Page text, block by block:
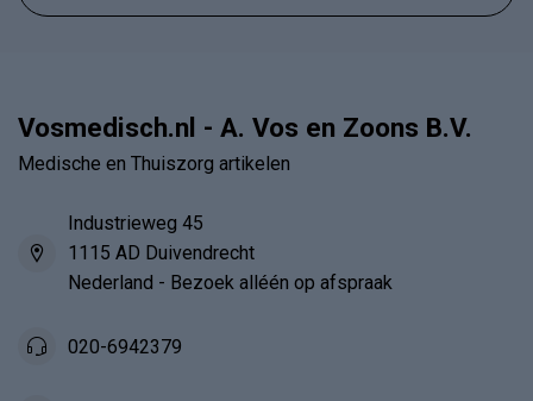
Vosmedisch.nl - A. Vos en Zoons B.V.
Medische en Thuiszorg artikelen
Industrieweg 45
1115 AD Duivendrecht
Nederland - Bezoek alléén op afspraak
020-6942379